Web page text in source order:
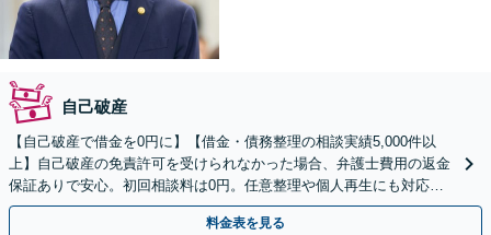
自己破産
【自己破産で借金を0円に】【借金・債務整理の相談実績5,000件以
上】自己破産の免責許可を受けられなかった場合、弁護士費用の返金
保証ありで安心。初回相談料は0円。任意整理や個人再生にも対応
【土日祝日・夜間も相談受付】【費用の分割払い可】
料金表を見る